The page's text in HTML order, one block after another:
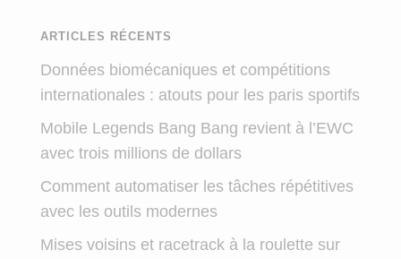
ARTICLES RÉCENTS
Données biomécaniques et compétitions
internationales : atouts pour les paris sportifs
Mobile Legends Bang Bang revient à l’EWC
avec trois millions de dollars
Comment automatiser les tâches répétitives
avec les outils modernes
Mises voisins et racetrack à la roulette sur